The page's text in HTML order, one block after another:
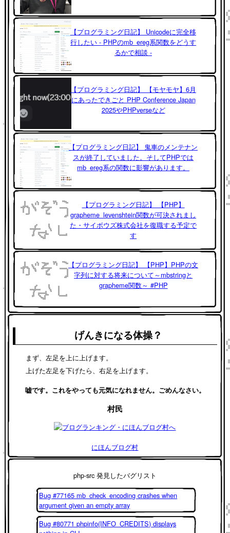
【プログラミング日記】 Unicodeに完全移
行したい - PHPのmb_ereg系関数をどうす
るかで相談 -
【プログラミング日記】 【モヤモヤ】6月
にあったできごと PHP Conference Japan
2025やPHPverseなど
【プログラミング日記】 鬼車のメンテナン
スが終了していました。そしてPHPでは
mb_ereg系の関数に影響があります。
【プログラミング日記】 【PHP】
grapheme_levenshtein関数が可決されまし
た・サイボウズ株式会社を復職する予定で
す
【プログラミング日記】 【PHP】PHPの文
字列に対する将来について～mbstringと
grapheme関数～ #PHP
げんきになる体操？
まず、左足を上に上げます。
上げた左足を下げたら、右足を上げます。
嘘です。これをやっても元気になれません。ごめんなさい。
村民
にほんブログ村
php-src 発見したバグリスト
Bug #77165 mb_check_encoding crashes when
argument given an empty array
Bug #80771 phpinfo(INFO_CREDITS) displays